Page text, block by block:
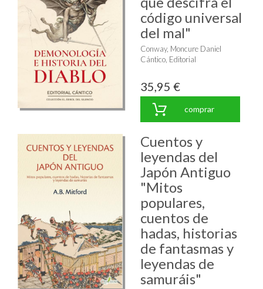
código universal
del mal"
Conway, Moncure Daniel
Cántico, Editorial
35,95 €
comprar
Cuentos y
leyendas del
Japón Antiguo
"Mitos
populares,
cuentos de
hadas, historias
de fantasmas y
leyendas de
samuráis"